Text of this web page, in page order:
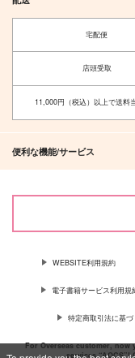
カート
専売 629円（税込）
宅配便
店頭受取
11,000円（税込）以上で送料
便利な機能/サービス
WEBSITE利用規約
電子書籍サービス利用規
特定商取引法に基
For Overseas customer,
services